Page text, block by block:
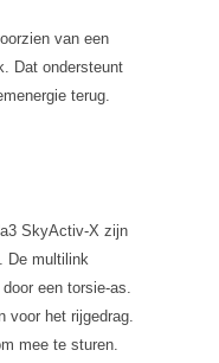
van een
Dat ondersteunt
terug.
SkyActiv-X zijn
De multilink
een torsie-as.
voor het rijgedrag.
mee te sturen.